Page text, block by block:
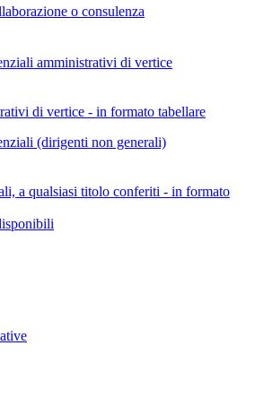
o consulenza
amministrativi di vertice
di vertice - in formato tabellare
(dirigenti non generali)
a qualsiasi titolo conferiti - in formato